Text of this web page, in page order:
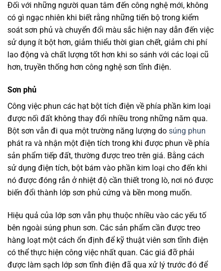
Đối với những người quan tâm đến công nghệ mới, không
có gì ngạc nhiên khi biết rằng những tiến bộ trong kiểm
soát sơn phủ và chuyển đổi màu sắc hiện nay dẫn đến việc
sử dụng ít bột hơn, giảm thiểu thời gian chết, giảm chi phí
lao động và chất lượng tốt hơn khi so sánh với các loại cũ
hơn, truyền thống hơn công nghệ sơn tĩnh điện.
Sơn phủ
Công việc phun các hạt bột tích điện về phía phần kim loại
được nối đất không thay đổi nhiều trong những năm qua.
Bột sơn vẫn đi qua một trường năng lượng do súng phun
phát ra và nhận một điện tích trong khi được phun về phía
sản phẩm tiếp đất, thường được treo trên giá. Bằng cách
sử dụng điện tích, bột bám vào phần kim loại cho đến khi
nó được đóng rắn ở nhiệt độ cần thiết trong lò, nơi nó được
biến đổi thành lớp sơn phủ cứng và bền mong muốn.
Hiệu quả của lớp sơn vẫn phụ thuộc nhiều vào các yếu tố
bên ngoài súng phun sơn. Các sản phẩm cần được treo
hàng loạt một cách ổn định để kỹ thuật viên sơn tĩnh điện
có thể thực hiện công việc nhất quan. Các giá đỡ phải
được làm sạch lớp sơn tĩnh điện đã qua xử lý trước đó để